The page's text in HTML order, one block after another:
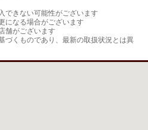
できない可能性がございます
になる場合がございます
舗がございます
づくものであり、最新の取扱状況とは異